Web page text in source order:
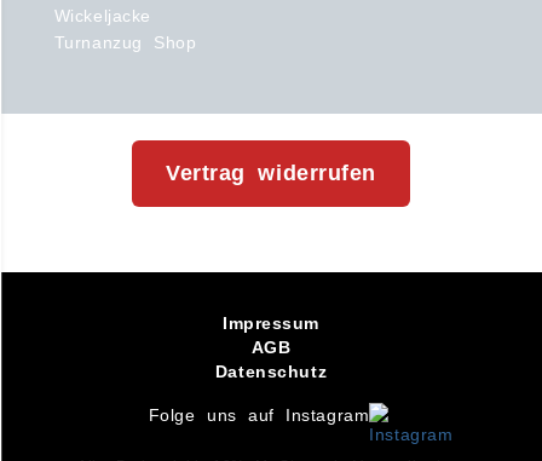
Wickeljacke
Turnanzug Shop
Vertrag widerrufen
Impressum
AGB
Datenschutz
Folge uns auf Instagram